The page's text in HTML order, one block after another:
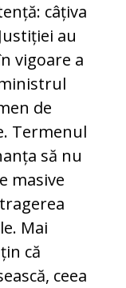
câțiva
au
vigoare a
de
Termenul
să nu
masive
Mai
că
ceea